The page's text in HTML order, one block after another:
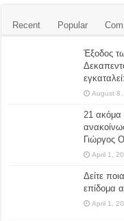
Recent Popular
Έξοδος
August 8,
21 ακόμα
Γιώργος
April 1,
Δείτε
επίδομα
April 1,